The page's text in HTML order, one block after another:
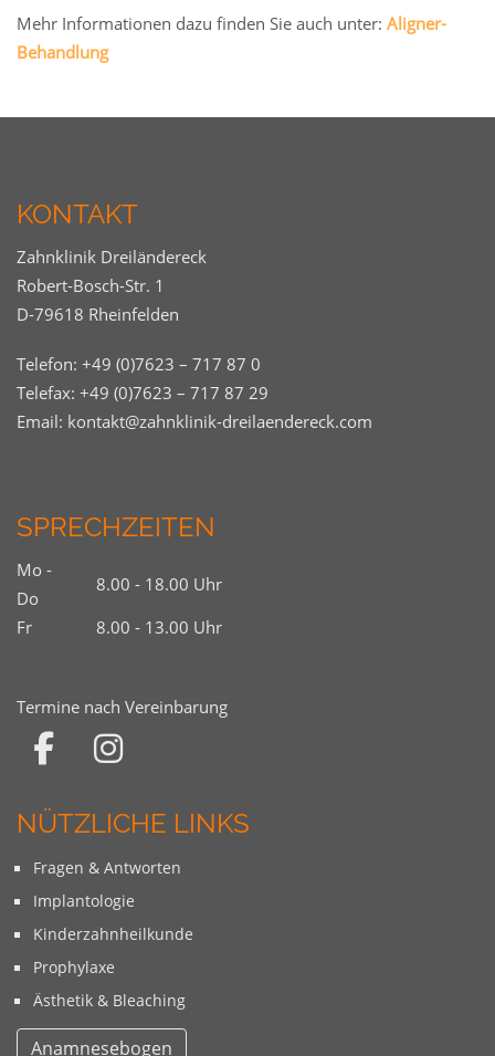
Mehr Informationen dazu finden Sie auch unter: Aligner-
Behandlung
KONTAKT
Zahnklinik Dreiländereck
Robert-Bosch-Str. 1
D-79618 Rheinfelden
Telefon: +49 (0)7623 – 717 87 0
Telefax: +49 (0)7623 – 717 87 29
Email: kontakt@zahnklinik-dreilaendereck.com
SPRECHZEITEN
Mo -
Do
8.00 - 18.00 Uhr
Fr
8.00 - 13.00 Uhr
Termine nach Vereinbarung
NÜTZLICHE LINKS
Fragen & Antworten
Implantologie
Kinderzahnheilkunde
Prophylaxe
Ästhetik & Bleaching
Anamnesebogen